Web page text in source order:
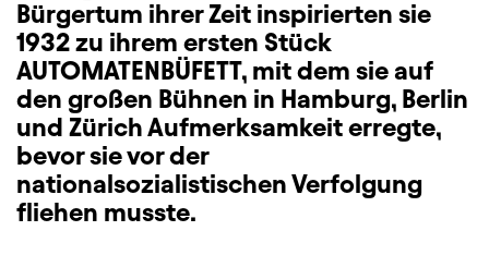
Bürgertum ihrer Zeit inspirierten sie
1932 zu ihrem ersten Stück
AUTOMATENBÜFETT, mit dem sie auf
den großen Bühnen in Hamburg, Berlin
und Zürich Aufmerksamkeit erregte,
bevor sie vor der
nationalsozialistischen Verfolgung
fliehen musste.